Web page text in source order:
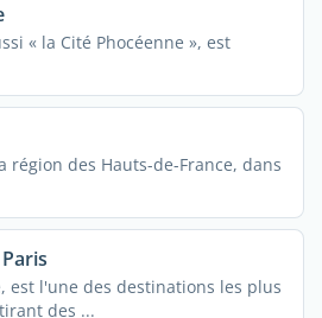
« la Cité Phocéenne », est
région des Hauts-de-France, dans
est l'une des destinations les plus
des ...